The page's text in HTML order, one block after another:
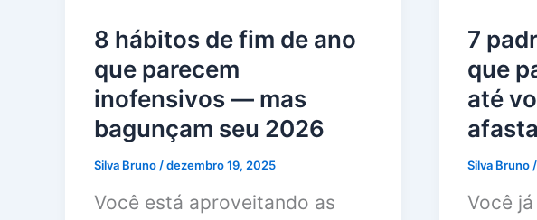
8 hábitos de fim de ano
que parecem
inofensivos — mas
bagunçam seu 2026
Silva Bruno/dezembro 19, 2025
Você está aproveitando as
7
que
até
Silva Bruno
Você